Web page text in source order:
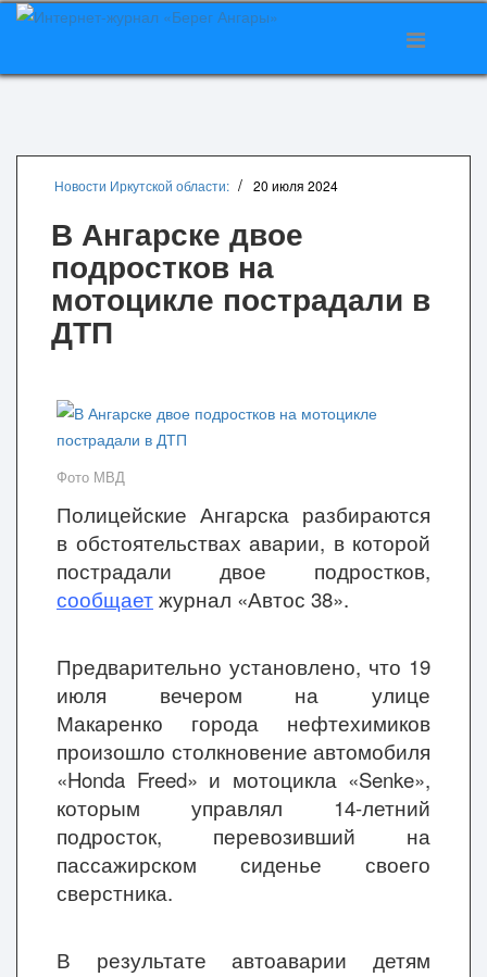
Новости Иркутской области: 20 июля 2024
В Ангарске двое
подростков на
мотоцикле пострадали в
ДТП
Фото МВД
Полицейские Ангарска разбираются
в обстоятельствах аварии, в которой
пострадали двое подростков,
сообщаетжурнал «Автос 38».
Предварительно установлено, что 19
июля вечером на улице
Макаренко города нефтехимиков
произошло столкновение автомобиля
«Honda Freed» и мотоцикла «Senke»,
которым управлял 14-летний
подросток, перевозивший на
пассажирском сиденье своего
сверстника.
В результате автоаварии детям